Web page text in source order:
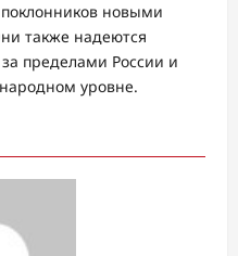
новыми
также надеются
пределами России и
уровне.